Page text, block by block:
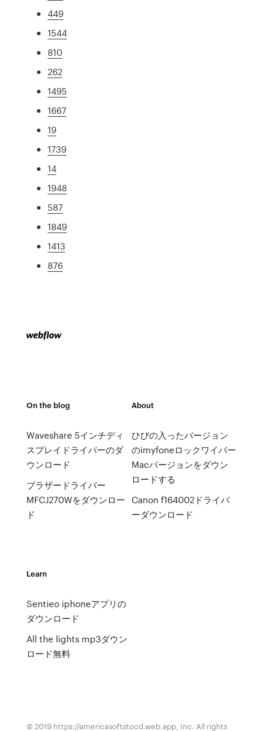
449
1544
810
262
1495
1667
19
1739
14
1948
587
1849
1413
876
On the blog
Waveshare 5インチディ
スプレイドライバーのダ
ウンロード
ブラザードライバー
MFCJ270Wをダウンロー
ド
About
ひびの入ったバージョン
のimyfoneロックワイパー
Macバージョンをダウン
ロードする
Canon f164002ドライバ
ーダウンロード
Learn
Sentieo iphoneアプリの
ダウンロード
All the lights mp3ダウン
ロード無料
© 2019 https://americasoftstocd.web.app, Inc. All rights